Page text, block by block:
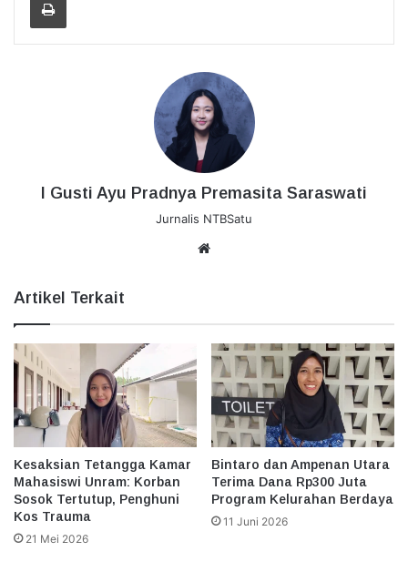
I Gusti Ayu Pradnya Premasita Saraswati
Jurnalis NTBSatu
Artikel Terkait
Kesaksian Tetangga Kamar
Mahasiswi Unram: Korban
Sosok Tertutup, Penghuni
Kos Trauma
21 Mei 2026
Bintaro dan Ampenan Utara
Terima Dana Rp300 Juta
Program Kelurahan Berdaya
11 Juni 2026